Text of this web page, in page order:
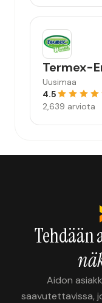
Termex-
Uusimaa
4.5
2,639 arviota
Tehdään
Aidon
saavutettavissa,